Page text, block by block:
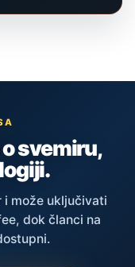
svemiru,
i može uključivati
dok članci na